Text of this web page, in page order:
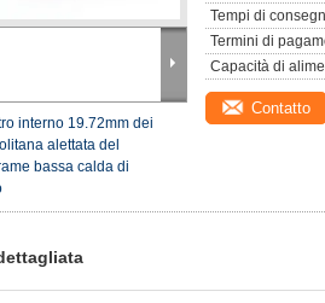
interno 19.72mm dei
alettata del
bassa calda di
Tempi di
Termini di
Capacità di
Contatto